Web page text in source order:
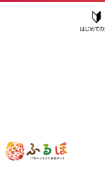
ふるぽ
”いちご” 徳島県